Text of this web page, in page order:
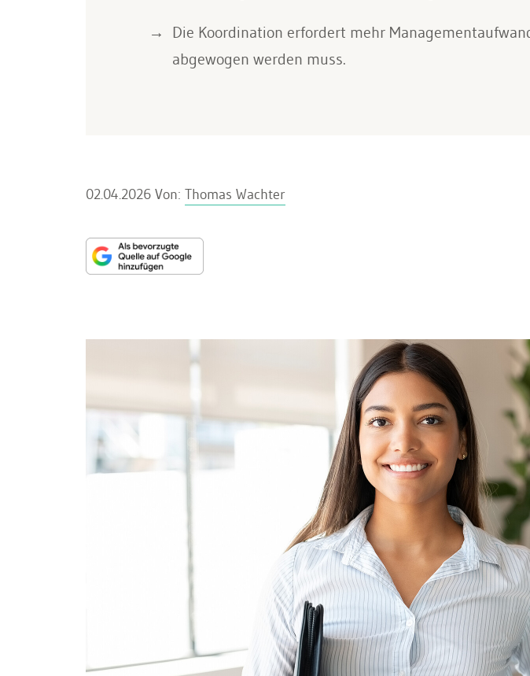
Die Koordination erfordert mehr
abgewogen werden muss.
02.04.2026 Von: Thomas Wachter